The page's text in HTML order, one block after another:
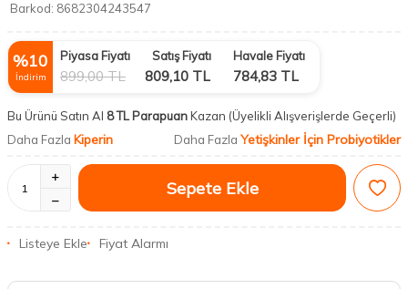
Barkod: 8682304243547
%10
İndirim
Piyasa Fiyatı
899,00TL
Satış Fiyatı
809,10 TL
Havale Fiyatı
784,83 TL
Bu Ürünü Satın Al 8 TL ParapuanKazan (Üyelikli Alışverişlerde Geçerli)
Daha Fazla Kiperin Daha Fazla Yetişkinler İçin Probiyotikler
Sepete Ekle
Listeye Ekle Fiyat Alarmı